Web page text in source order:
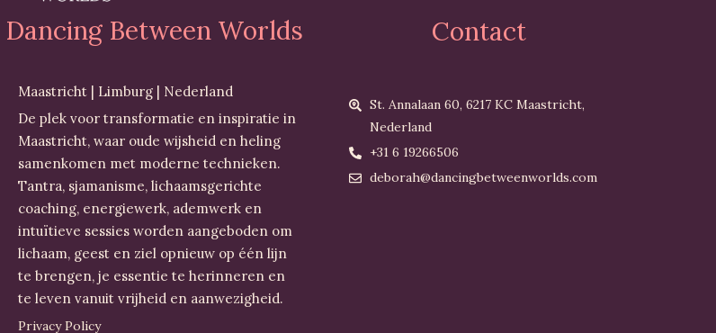
Dancing Between Worlds
Maastricht | Limburg | Nederland
De plek voor transformatie en inspiratie in
Maastricht, waar oude wijsheid en heling
samenkomen met moderne technieken.
Tantra, sjamanisme, lichaamsgerichte
coaching, energiewerk, ademwerk en
intuïtieve sessies worden aangeboden om
lichaam, geest en ziel opnieuw op één lijn
te brengen, je essentie te herinneren en
te leven vanuit vrijheid en aanwezigheid.
Privacy Policy
Contact
St. Annalaan 60, 6217 KC Maastricht,
Nederland
+31 6 19266506
deborah@dancingbetweenworlds.com